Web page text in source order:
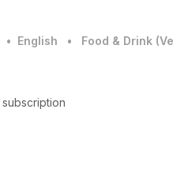
• English • Food & Drink (